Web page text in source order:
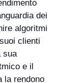
dei
algoritmi
clienti
sua
e il
la rendono